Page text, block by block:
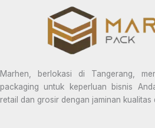
Marhen, berlokasi di Tangerang,
packaging untuk keperluan bisnis
retail dan grosir dengan jaminan